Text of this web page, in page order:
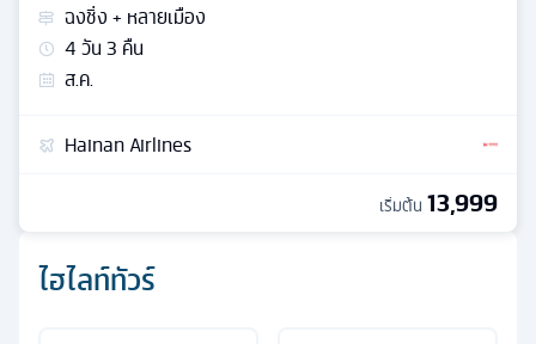
ไฮไลท์ทัวร์
ฉงชิ่ง + หลายเมือง
4วัน3 คืน
ส.ค.
Hainan Airlines
เริ่มต้น 13,999